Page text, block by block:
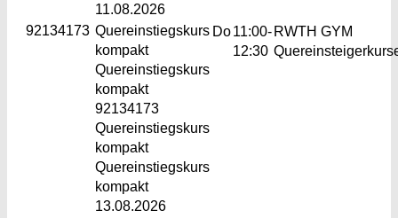
11.08.2026
92134173 Quereinstiegskurs
kompakt
Quereinstiegskurs
kompakt
92134173
Quereinstiegskurs
kompakt
Quereinstiegskurs
kompakt
13.08.2026
Do11:00-
12:30
RWTH GYM